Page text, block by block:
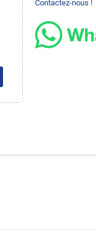
Contactez-nous !